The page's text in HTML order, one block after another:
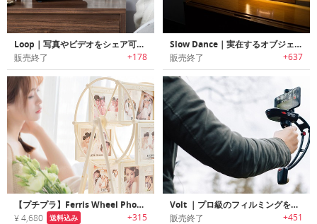
Loop｜写真やビデオをシェア可能なWi-Fi接続パーソナルディスプレイ「ループ」
販売終了 +178
Slow Dance｜実在するオブジェクトをスローモーションで表示するピクチャーフレーム「スローダンス」
販売終了 +637
【プチプラ】Ferris Wheel Photo Frame｜家族写真・ウェディングフォトのディスプレイに最適な観覧車モチーフフォトフレーム
¥ 4,680 送料込み +315
Volt ｜プロ級のフィルミングを可能にするスマホ用スタビライザー「ボルト」
販売終了 +451